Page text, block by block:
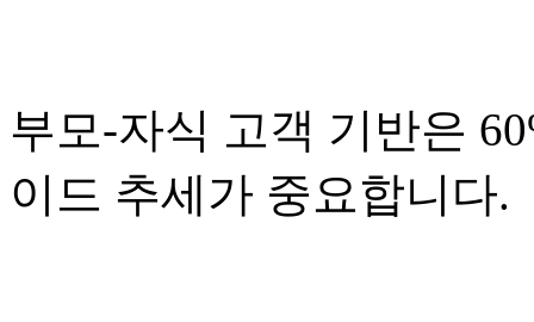
부모-자식 고객 기반은
이드 추세가 중요합니다.